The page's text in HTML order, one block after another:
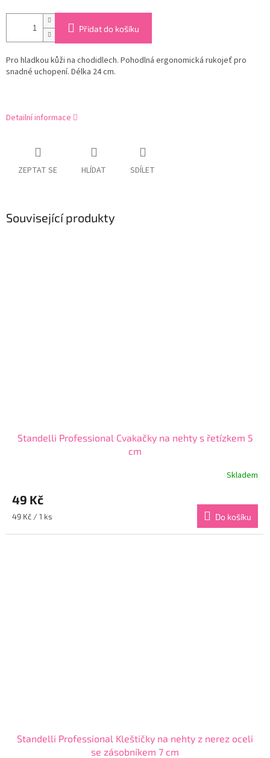
Přidat do košíku
Pro hladkou kůži na chodidlech. Pohodlná ergonomická rukojeť pro
snadné uchopení. Délka 24 cm.
Detailní informace
ZEPTAT SE HLÍDAT SDÍLET
Související produkty
Standelli Professional Cvakačky na nehty s řetízkem 5
cm
produktu
je
4,8
z
Skladem
49 Kč
Měrná
49 Kč / 1 ks Do košíku
Standelli Professional Kleštičky na nehty z nerez oceli
se zásobníkem 7 cm